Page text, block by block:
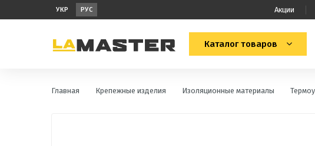
УКР РУС Акции
Каталог товаров
Главная Крепежные изделия Изоляционные материалы